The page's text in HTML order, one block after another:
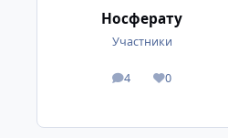
Носферату
Участники
4
посты 0
Репутация